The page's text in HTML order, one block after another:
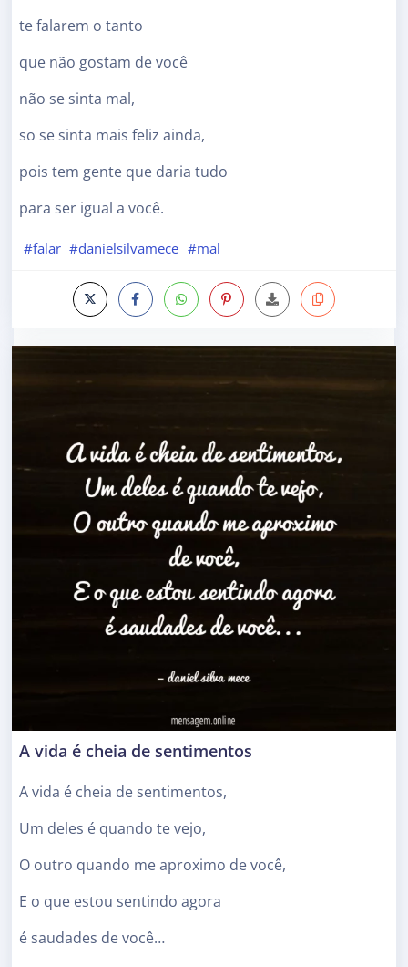
te falarem o tanto
que não gostam de você
não se sinta mal,
so se sinta mais feliz ainda,
pois tem gente que daria tudo
para ser igual a você.
#falar #danielsilvamece #mal
A vida é cheia de sentimentos
A vida é cheia de sentimentos,
Um deles é quando te vejo,
O outro quando me aproximo de você,
E o que estou sentindo agora
é saudades de você…